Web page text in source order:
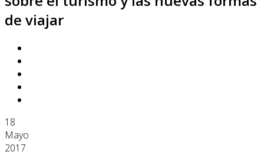
de viajar
18
Mayo
2017